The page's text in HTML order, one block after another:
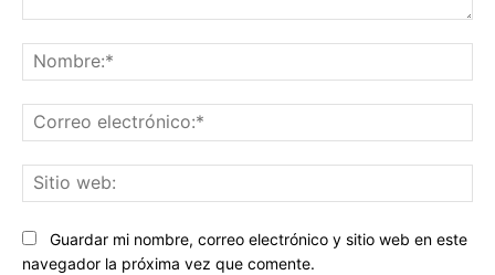
Guardar mi nombre, correo electrónico y sitio web en este
navegador la próxima vez que comente.